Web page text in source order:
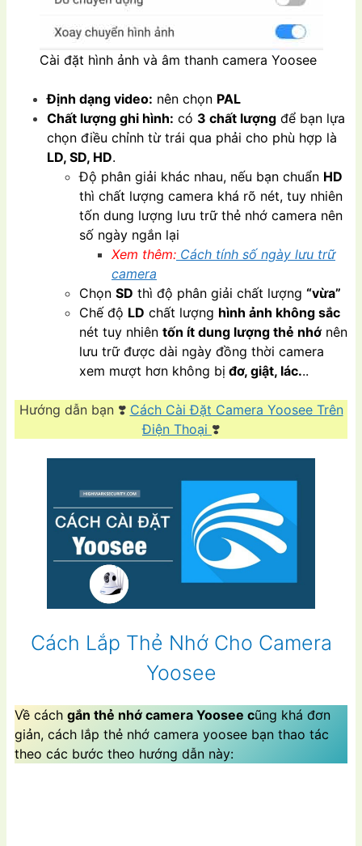
Cài đặt hình ảnh và âm thanh camera Yoosee
Định dạng video: nên chọn PAL
Chất lượng ghi hình: có 3 chất lượng để bạn lựa
chọn điều chỉnh từ trái qua phải cho phù hợp là
LD, SD, HD.
Độ phân giải khác nhau, nếu bạn chuẩn HD
thì chất lượng camera khá rõ nét, tuy nhiên
tốn dung lượng lưu trữ thẻ nhớ camera nên
số ngày ngắn lại
Xem thêm: Cách tính số ngày lưu trữ
camera
Chọn SD thì độ phân giải chất lượng “vừa”
Chế độ LD chất lượng hình ảnh không sắc
nét tuy nhiên tốn ít dung lượng thẻ nhớ nên
lưu trữ được dài ngày đồng thời camera
xem mượt hơn không bị đơ, giật, lác...
Hướng dẫn bạn ❣️ Cách Cài Đặt Camera Yoosee Trên
Điện Thoại ❣️
Cách Lắp Thẻ Nhớ Cho Camera
Yoosee
Về cách gắn thẻ nhớ camera Yoosee cũng khá đơn
giản, cách lắp thẻ nhớ camera yoosee bạn thao tác
theo các bước theo hướng dẫn này: